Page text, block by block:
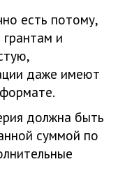
есть потому,
и
даже имеют
должна быть
суммой по